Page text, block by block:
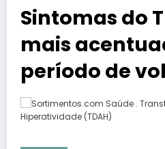
Sintomas do
mais
período de